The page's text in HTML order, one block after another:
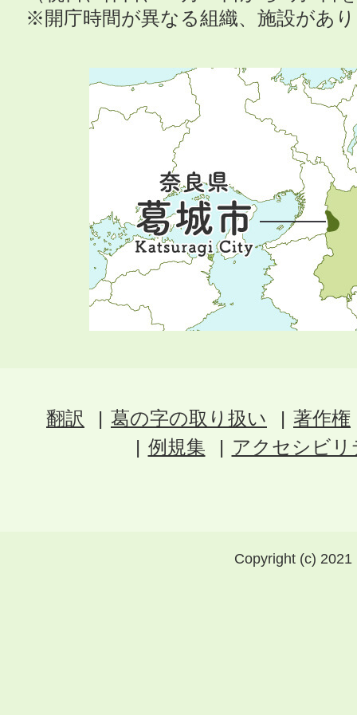
※開庁時間が異なる組織、施設があ
翻訳 葛の字の取り扱い
著作権
例規集
アクセシビ
Copyright (c)